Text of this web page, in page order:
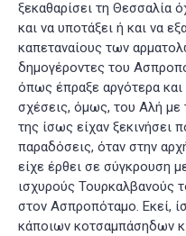
ξεκαθαρίσει τη Θεσσαλία
και να υποτάξει ή και να
καπεταναίους των
δημογέροντες του
όπως έπραξε αργότερα
σχέσεις, όμως, του Αλή με
της ίσως είχαν ξεκινήσει
παραδόσεις, όταν στην
είχε έρθει σε σύγκρουση
ισχυρούς Τουρκαλβανούς
στον Ασπροπόταμο. Εκεί,
κάποιων κοτσαμπάσηδων